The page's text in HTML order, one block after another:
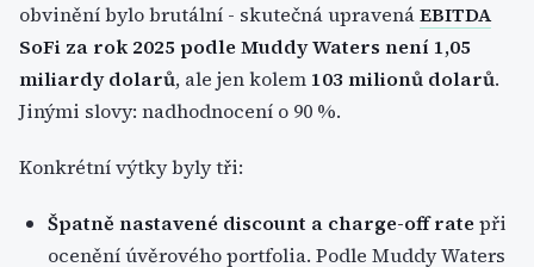
obvinění bylo brutální - skutečná upravenáEBITDA
SoFi za rok 2025 podle Muddy Waters není 1,05
miliardy dolarů, ale jen kolem 103 milionů dolarů.
Jinými slovy: nadhodnocení o 90 %.
Konkrétní výtky byly tři:
Špatně nastavené discount a charge-off rate při
ocenění úvěrového portfolia. Podle Muddy Waters